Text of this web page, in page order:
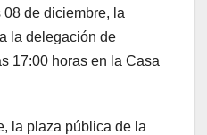
de diciembre, la
la delegación de
17:00 horas en la Casa
la plaza pública de la